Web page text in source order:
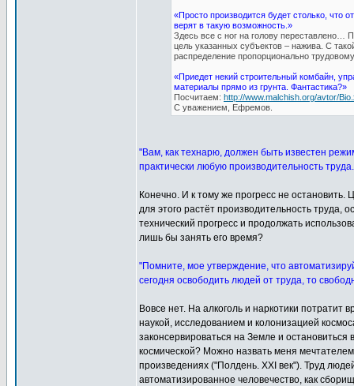
«Просто производится будет столько, что
верят в такую возможность.»
Здесь все с ног на голову переставлено…
цель указанных субъектов – нажива. С
распределение пропорционально
«Приедет некий строительный комбайн,
материалы прямо из грунта. Фантастика?»
Посчитаем: http://www.malchish.org/avtor/
С уважением, Ефремов.
"Вам, как технарю, должен быть известен
практически любую производительность
Конечно. И к тому же прогресс не
для этого растёт производительность труда,
технический прогресс и продолжать
лишь бы занять его время?
"Помните, мое утверждение, что
сегодня освободить людей от труда, то
Вовсе нет. На алкоголь и наркотики потратит
наукой, исследованием и колонизацией
законсервироваться на Земле и
космической? Можно назвать меня
произведениях ("Полдень. XXI век"). Труд
автоматизированное человечество, как